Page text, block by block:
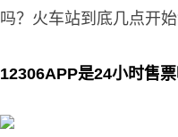
吗？火车站到底几点开
12306APP是24小时售票